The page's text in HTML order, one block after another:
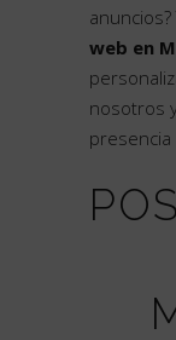
web en
nosotros
presencia